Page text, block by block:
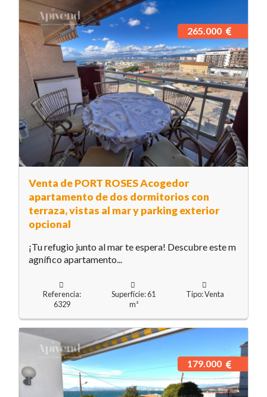
Venta de PORT ROSES Acogedor
apartamento de dos dormitorios con
terraza, vistas al mar y parking exterior
opcional
265.000
¡Tu refugio junto al mar te espera! Descubre este m
agnífico apartamento...
Referencia:
6329
Superfície: 61
m²
Tipo: Venta
179.000